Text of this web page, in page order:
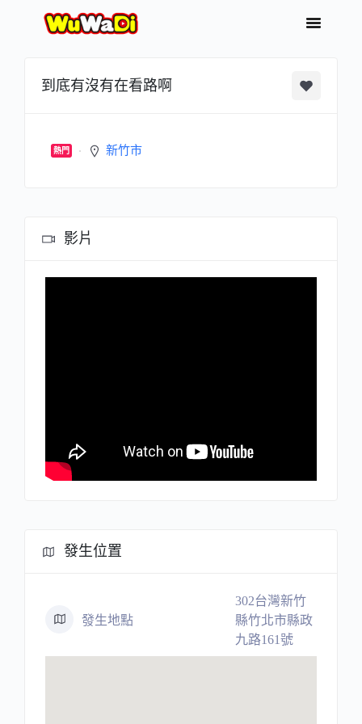
到底有沒有在看路啊
熱門 新竹市
影片
發生位置
發生地點
302台灣新竹
縣竹北市縣政
九路161號